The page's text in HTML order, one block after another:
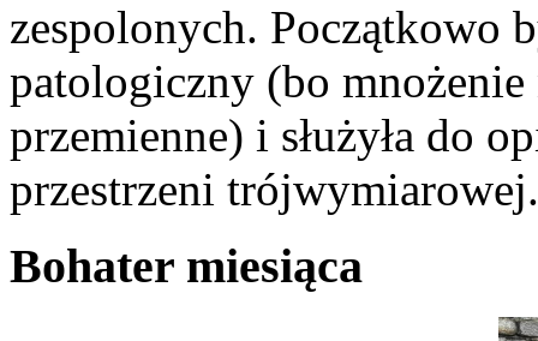
zespolonych. Początkowo
patologiczny (bo
przemienne) i służyła do
przestrzeni trójwymiarowej.
Bohater miesiąca